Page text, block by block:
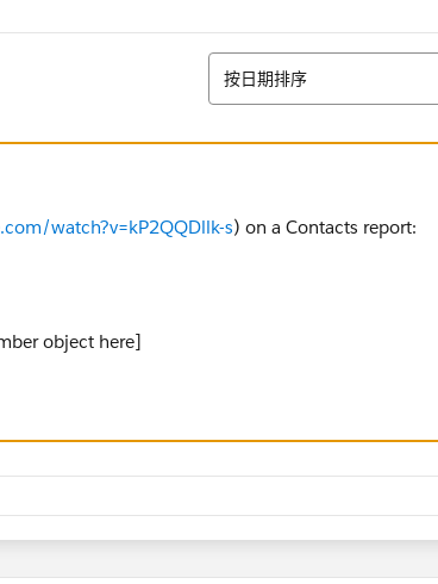
排序
按日期排序
watch?v=kP2QQDllk-s) on a Contacts report:
object here]